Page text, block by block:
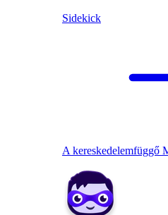
Sidekick
A kereskedelemfüggő